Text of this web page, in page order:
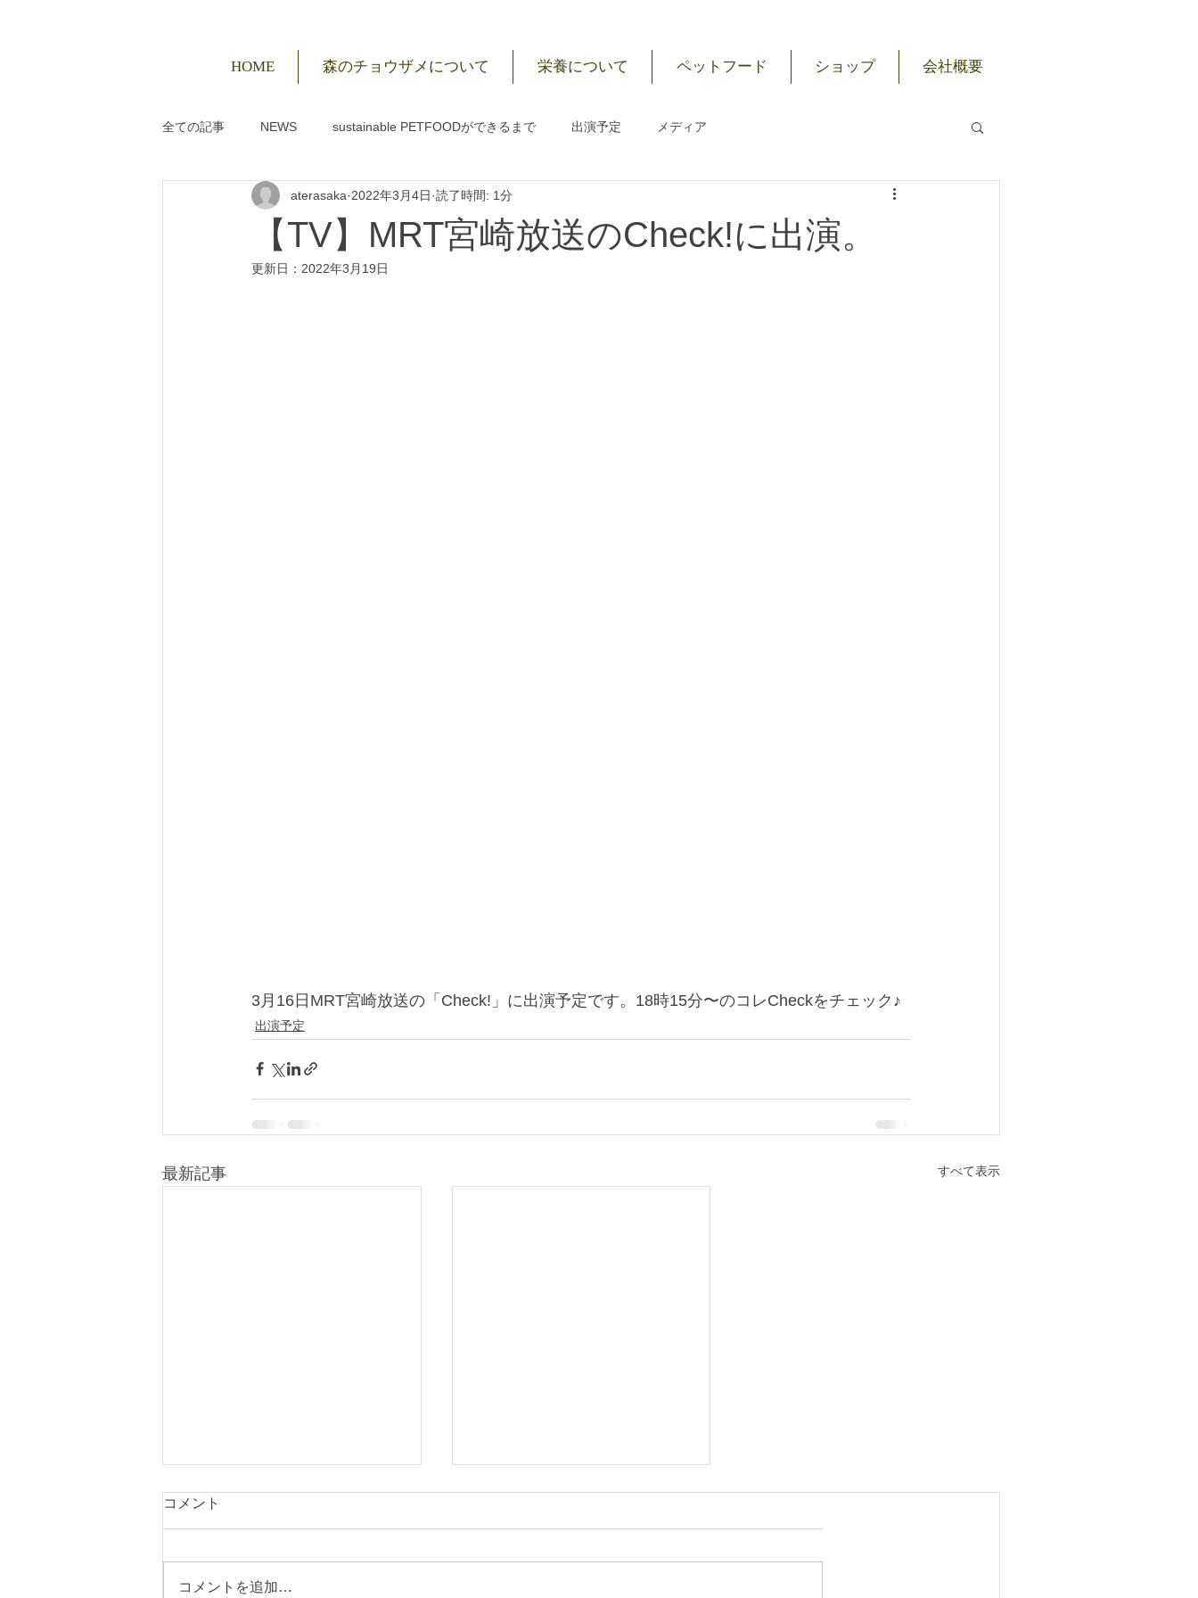
HOME 森のチョウザメについて 栄養について ペットフード ショップ 会社概要
全ての記事 NEWS sustainable PETFOODができるまで 出演予定 メディア
【TV】MRT宮崎放送のCheck!に出演。
aterasaka 2022年3月4日 読了時間: 1分
更新日： 2022年3月19日
3月16日MRT宮崎放送の「Check!」に出演予定です。18時15分〜のコレCheckをチェック♪
出演予定
最新記事 すべて表示
コメント
コメントを追加…